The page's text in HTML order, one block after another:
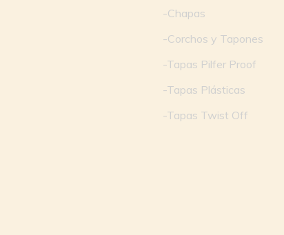
-Chapas
-Corchos y Tapones
-Tapas Pilfer Proof
-Tapas Plásticas
-Tapas Twist Off